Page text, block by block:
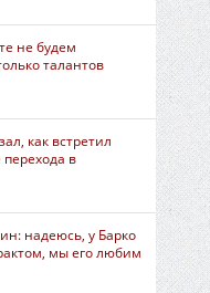
не будем
талантов
как встретил
в
надеюсь, у Барко
мы его любим